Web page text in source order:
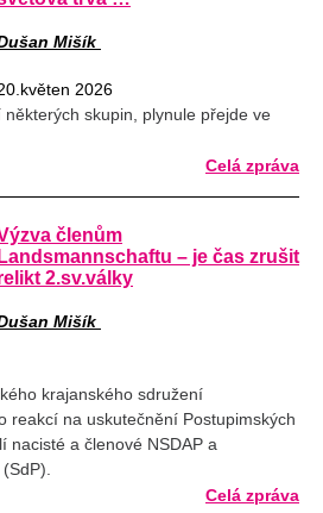
Mišík
2026
skupin, plynule přejde ve
Celá zpráva
členům
– je čas zrušit
2.sv.války
Mišík
krajanského sdružení
reakcí na uskutečnění Postupimských
nacisté a členové NSDAP a
Celá zpráva